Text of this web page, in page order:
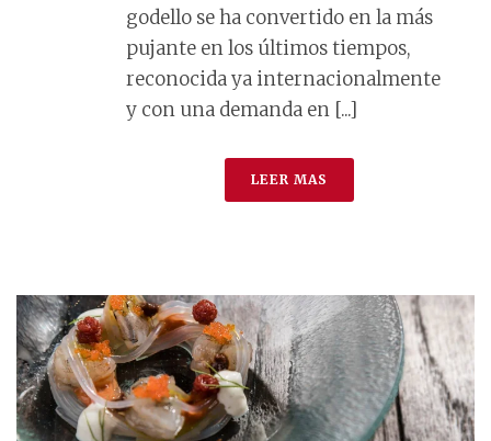
godello se ha convertido en la más
pujante en los últimos tiempos,
reconocida ya internacionalmente
y con una demanda en [...]
LEER MAS